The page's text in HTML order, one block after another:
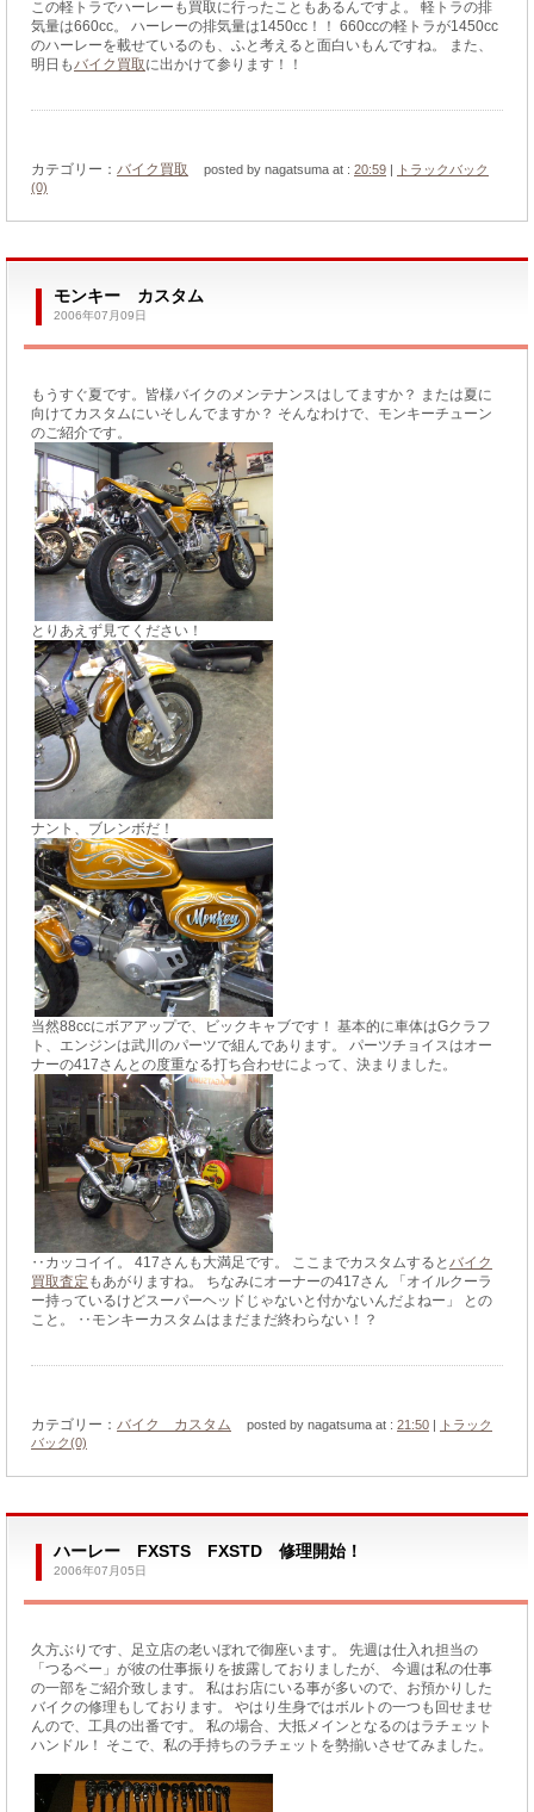
この軽トラでハーレーも買取に行ったこともあるんですよ。 軽トラの排
気量は660cc。 ハーレーの排気量は1450cc！！ 660ccの軽トラが1450cc
のハーレーを載せているのも、ふと考えると面白いもんですね。 また、
明日もバイク買取に出かけて参ります！！
カテゴリー： バイク買取 posted by nagatsuma at : 20:59 |
トラックバック
(0)
モンキー カスタム
2006年07月09日
もうすぐ夏です。皆様バイクのメンテナンスはしてますか？ または夏に
向けてカスタムにいそしんでますか？ そんなわけで、モンキーチューン
のご紹介です。
とりあえず見てください！
ナント、ブレンボだ！
当然88ccにボアアップで、ビックキャブです！ 基本的に車体はGクラフ
ト、エンジンは武川のパーツで組んであります。 パーツチョイスはオー
ナーの417さんとの度重なる打ち合わせによって、決まりました。
‥カッコイイ。 417さんも大満足です。 ここまでカスタムすると バイク
買取査定 もあがりますね。 ちなみにオーナーの417さん 「オイルクーラ
ー持っているけどスーパーヘッドじゃないと付かないんだよねー」 との
こと。 ‥モンキーカスタムはまだまだ終わらない！？
カテゴリー： バイク カスタム posted by nagatsuma at : 21:50 |
トラック
バック(0)
ハーレー FXSTS FXSTD 修理開始！
2006年07月05日
久方ぶりです、足立店の老いぼれで御座います。 先週は仕入れ担当の
「つるベー」が彼の仕事振りを披露しておりましたが、 今週は私の仕事
の一部をご紹介致します。 私はお店にいる事が多いので、お預かりした
バイクの修理もしております。 やはり生身ではボルトの一つも回せませ
んので、工具の出番です。 私の場合、大抵メインとなるのはラチェット
ハンドル！ そこで、私の手持ちのラチェットを勢揃いさせてみました。